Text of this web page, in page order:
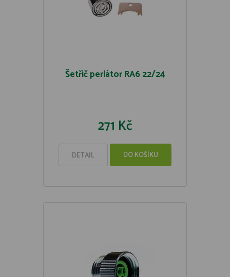
Šetřič perlátor RA6 22/24
271 Kč
DETAIL DO KOŠÍKU